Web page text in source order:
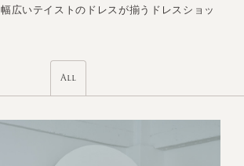
広いテイストのドレスが揃うドレスショッ
All